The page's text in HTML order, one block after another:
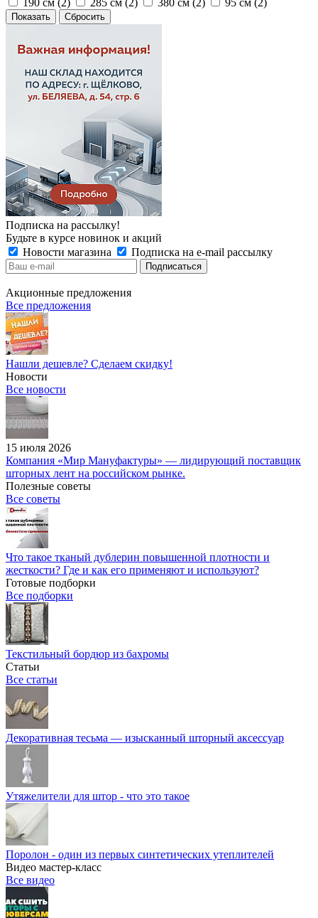
190 см (2) 285 см (2) 380 см (2) 95 см (2)
Сбросить
Подписка на рассылку!
Будьте в курсе новинок и акций
Новости магазина
Подписка на e-mail рассылку
Акционные предложения
Все предложения
Нашли дешевле? Сделаем скидку!
Новости
Все новости
15 июля 2026
Компания «Мир Мануфактуры» — лидирующий поставщик
шторных лент на российском рынке.
Полезные советы
Все советы
Что такое тканый дублерин повышенной плотности и
жесткости? Где и как его применяют и используют?
Готовые подборки
Все подборки
Текстильный бордюр из бахромы
Статьи
Все статьи
Декоративная тесьма — изысканный шторный аксессуар
Утяжелители для штор - что это такое
Поролон - один из первых синтетических утеплителей
Видео мастер-класс
Все видео